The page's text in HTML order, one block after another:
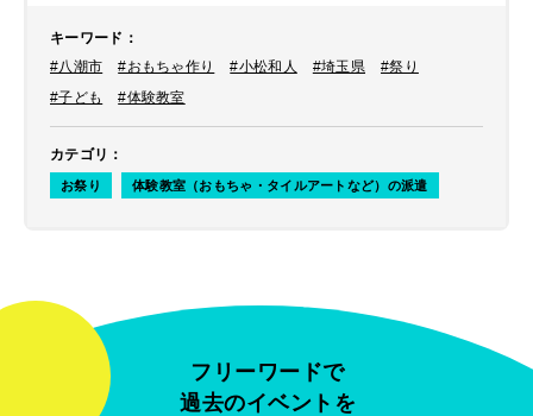
キーワード ：
#八潮市
#おもちゃ作り #小松和人 #埼玉県
#祭り
#子ども
#体験教室
カテゴリ ：
お祭り 体験教室（おもちゃ・タイルアートなど）の派遣
フリーワードで
過去のイベントを